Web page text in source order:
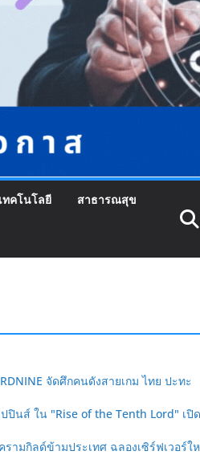
ทคโนโลยี สาธารณสุข
จัดศึกคนดังสายเกม ไทย ปะทะ
ปินส์ ใน "Rise of the Tenth Lord" เปิด
รามกิลด์ข้ามประเทศ ฉลองเซิร์ฟเวอร์ใ